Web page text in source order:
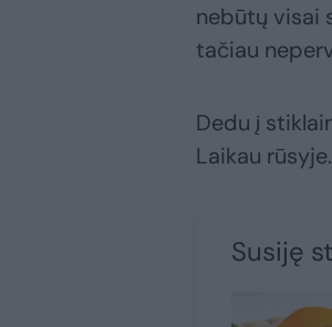
nebūtų visai
tačiau
Dedu į
Laikau rūsyje.
Susiję